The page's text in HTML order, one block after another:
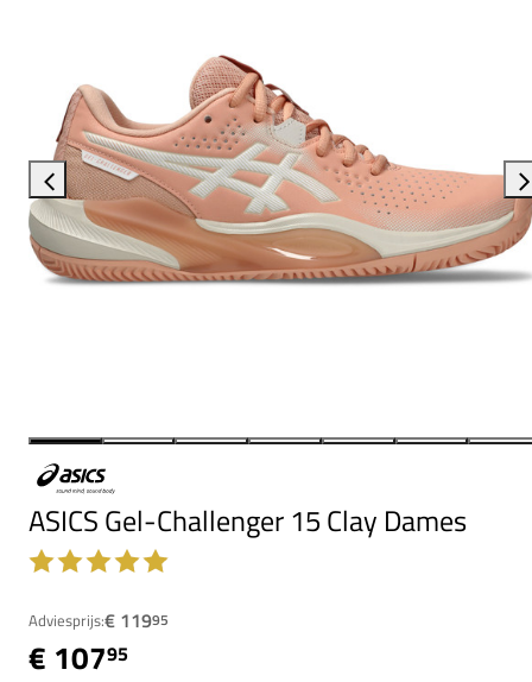
ASICS Gel-Challenger 15 Clay Dames
Adviesprijs:€ 11995
€ 10795